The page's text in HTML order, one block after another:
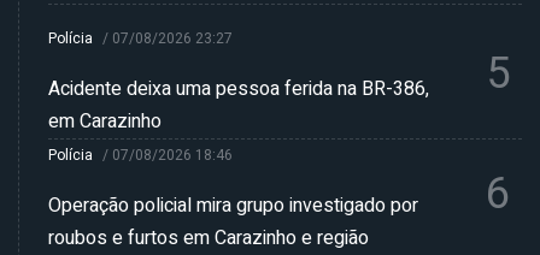
Polícia / 07/08/2026 23:27
Acidente deixa uma pessoa ferida na BR-386,
em Carazinho
5
Polícia / 07/08/2026 18:46
Operação policial mira grupo investigado por
roubos e furtos em Carazinho e região
6